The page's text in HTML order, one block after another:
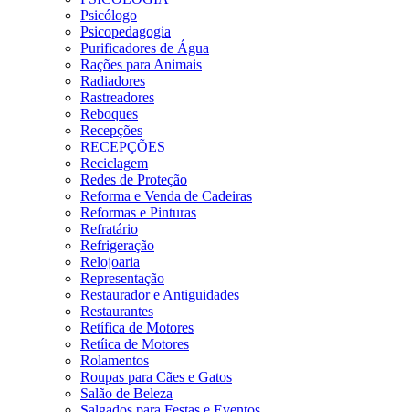
Psicólogo
Psicopedagogia
Purificadores de Água
Rações para Animais
Radiadores
Rastreadores
Reboques
Recepções
RECEPÇÕES
Reciclagem
Redes de Proteção
Reforma e Venda de Cadeiras
Reformas e Pinturas
Refratário
Refrigeração
Relojoaria
Representação
Restaurador e Antiguidades
Restaurantes
Retífica de Motores
Retíica de Motores
Rolamentos
Roupas para Cães e Gatos
Salão de Beleza